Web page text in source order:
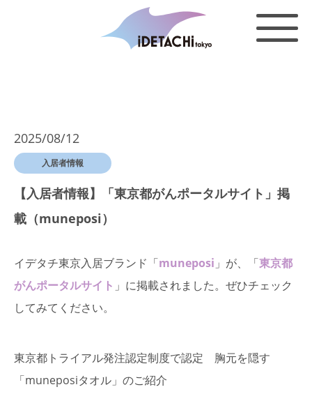
2025/08/12
入居者情報
【入居者情報】「東京都がんポータルサイト」掲
載（muneposi）
イデタチ東京入居ブランド「muneposi 」が、「東京都
がんポータルサイト 」に掲載されました。ぜひチェック
してみてください。
東京都トライアル発注認定制度で認定 胸元を隠す
「muneposiタオル」のご紹介